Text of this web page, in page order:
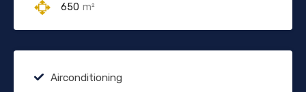
650 m²
Airconditioning